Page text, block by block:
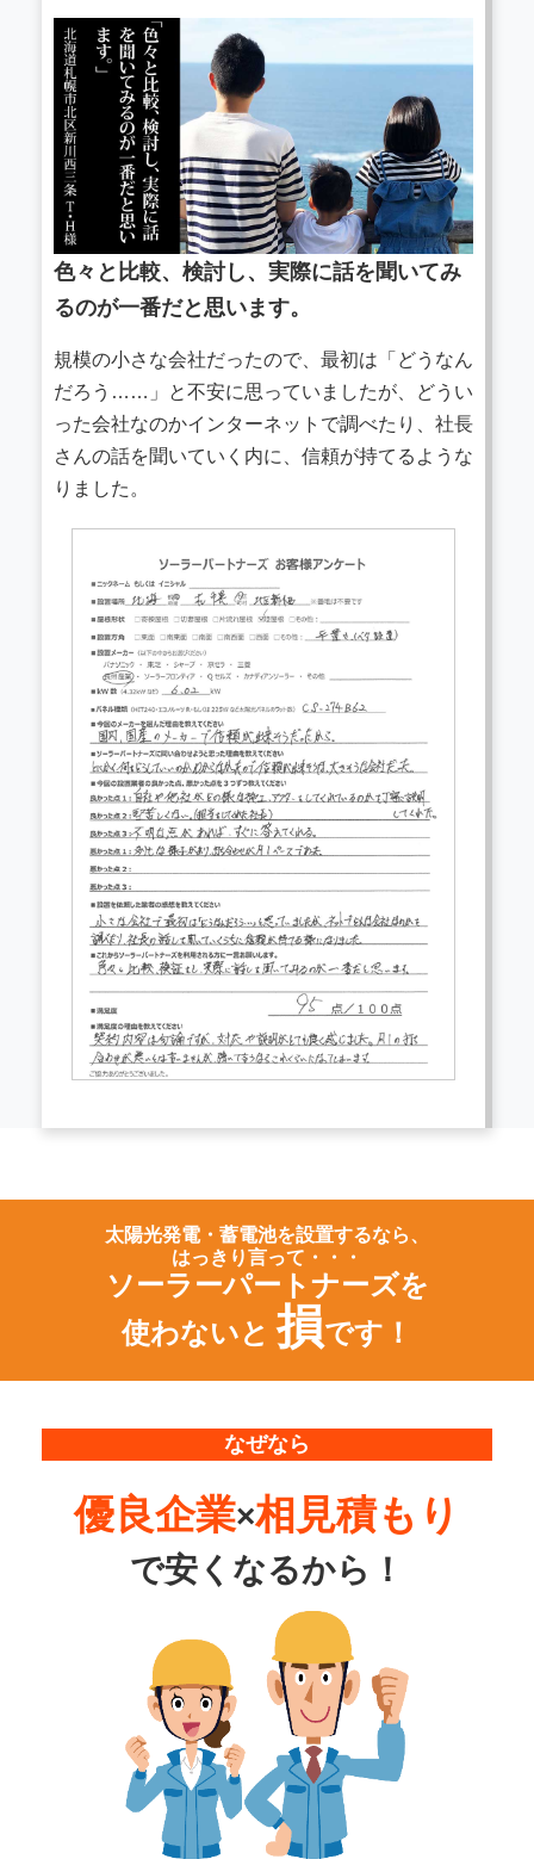
色々と比較、検討し、実際に話を聞いてみ
るのが一番だと思います。
規模の小さな会社だったので、最初は「どうなん
だろう……」と不安に思っていましたが、どうい
った会社なのかインターネットで調べたり、社長
さんの話を聞いていく内に、信頼が持てるような
りました。
太陽光発電・蓄電池を設置するなら、
はっきり言って・・・
ソーラーパートナーズを
使わないと 損です！
なぜなら
優良企業×相見積もり
で安くなるから！